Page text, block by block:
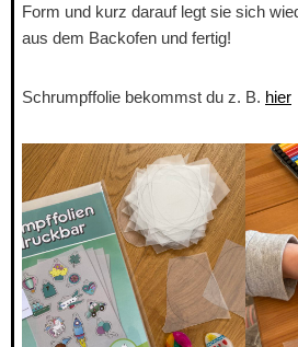
Form und kurz darauf legt sie sich
aus dem Backofen und fertig!
Schrumpffolie bekommst du z. B. hier